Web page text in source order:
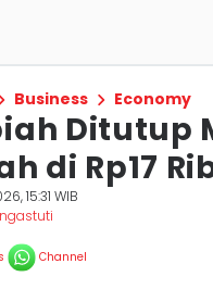
Business Economy
Ditutup
di Rp17
15:31 WIB
Channel